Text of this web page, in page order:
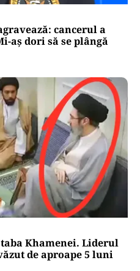
cancerul a
aș dori să se plângă
Khamenei. Liderul
de aproape 5 luni